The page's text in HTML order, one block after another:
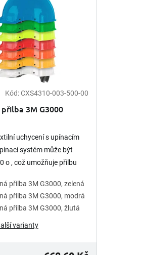
Kód:CXS4310-003-500-00
3M G3000
uchycení s upínacím
systém může být
o , což umožňuje přilbu
teplotní...
přilba 3M G3000, zelená
přilba 3M G3000, modrá
přilba 3M G3000, žlutá
varianty